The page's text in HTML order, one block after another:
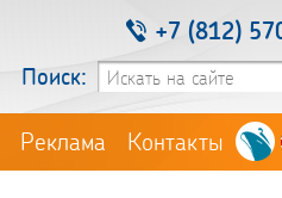
+7 (812)
Поиск:
Реклама Контакты